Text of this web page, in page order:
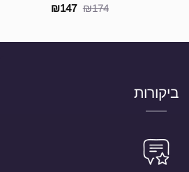
₪174
המחיר
₪147
המחיר
ביקורות